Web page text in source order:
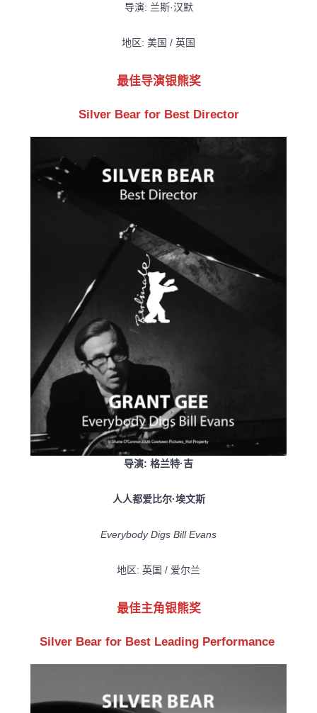
导演: 兰斯·汉默
地区: 美国 / 英国
最佳导演银熊奖
Silver Bear for Best Director
导演: 格兰特·吉
人人都爱比尔·埃文斯
Everybody Digs Bill Evans
地区: 英国 / 爱尔兰
最佳主角银熊奖
Silver Bear for Best Leading Performance